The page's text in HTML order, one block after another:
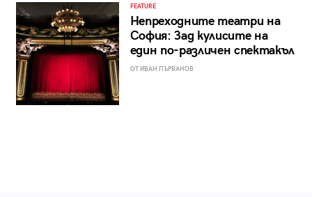
FEATURE
Непреходните театри на
София: Зад кулисите на
един по-различен спектакъл
ОТ ИВАН ПЪРВАНОВ